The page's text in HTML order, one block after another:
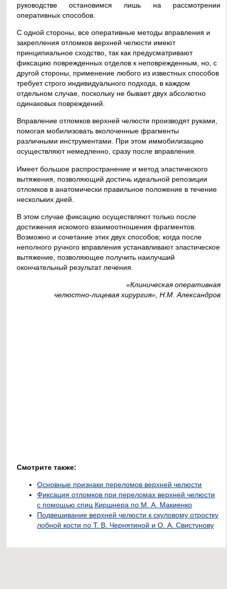
руководстве остановимся лишь на рассмотрении
оперативных способов.
С одной стороны, все оперативные методы вправления и
закрепления отломков верхней челюсти имеют
принципиальное сходство, так как предусматривают
фиксацию поврежденных отделов к неповрежденным, но, с
другой стороны, применение любого из известных способов
требует строго индивидуального подхода, в каждом
отдельном случае, поскольку не бывает двух абсолютно
одинаковых повреждений.
Вправление отломков верхней челюсти производят руками,
помогая мобилизовать вколоченные фрагменты
различными инструментами. При этом иммобилизацию
осуществляют немедленно, сразу после вправления.
Имеет большое распространение и метод эластического
вытяжения, позволяющий достичь идеальной репозиции
отломков в анатомически правильное положение в течение
нескольких дней.
В этом случае фиксацию осуществляют только после
достижения искомого взаимоотношения фрагментов.
Возможно и сочетание этих двух способов; когда после
неполного ручного вправления устанавливают эластическое
вытяжение, позволяющее получить наилучший
окончательный результат лечения.
«Клиническая оперативная
челюстно-лицевая хирургия», Н.М. Александров
Смотрите также:
Основные признаки переломов верхней челюсти
Фиксация отломков при переломах верхней челюсти
с помощью спиц Киршнера по М. А. Макиенко
Подвешивание верхней челюсти к скуловому отростку
лобной кости по Т. В. Чернятиной и О. А. Свистунову